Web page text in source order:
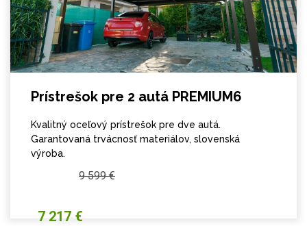
Prístrešok pre 2 autá PREMIUM6
Kvalitný oceľový prístrešok pre dve autá.
Garantovaná trvácnosť materiálov, slovenská
výroba.
7 217 €
9 599 €